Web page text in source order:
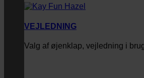
VEJLEDNING
Valg af øjenklap, vejledning i